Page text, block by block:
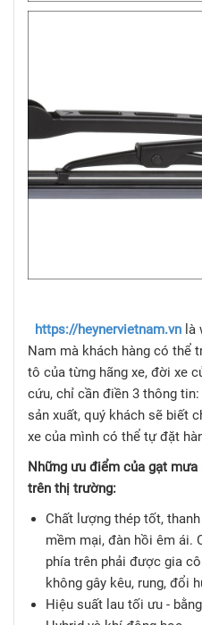
https://heynervietnam.vn là
Nam mà khách hàng có thể
tô của từng hãng xe, đời xe
cứu, chỉ cần điền 3 thông
sản xuất, quý khách sẽ biết
xe của mình có thể tự đặt
Những ưu điểm của gạt
trên thị trường:
Chất lượng thép tốt,
mềm mại, đàn hồi êm ái.
phía trên phải được gia
không gây kêu, rung, đổi
Hiệu suất lau tối ưu -